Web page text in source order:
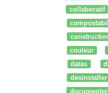
collaboratif
couleur
datas
desinstaller
documenter